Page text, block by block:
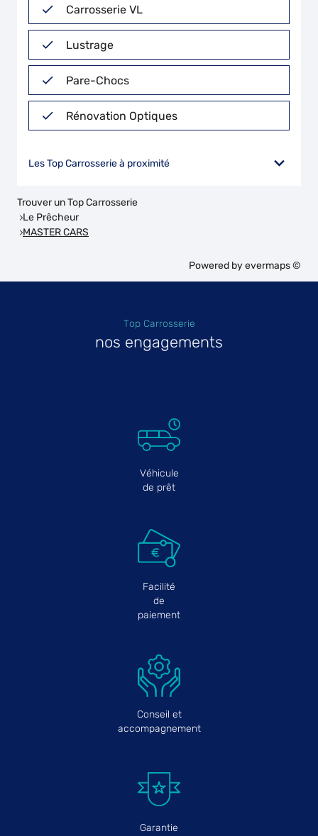
Carrosserie VL
Lustrage
Pare-Chocs
Rénovation Optiques
Les Top Carrosserie à proximité
Trouver un Top Carrosserie
Le Prêcheur
MASTER CARS
Powered byevermaps ©
Top Carrosserie
nos engagements
Véhicule
de prêt
Facilité
de
paiement
Conseil et
accompagnement
Garantie